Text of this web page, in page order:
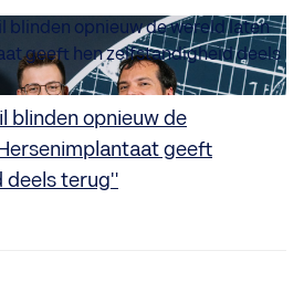
blinden opnieuw de
geeft
deels terug"